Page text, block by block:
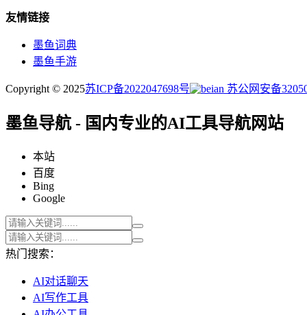
友情链接
墨鱼词典
墨鱼手游
Copyright © 2025苏ICP备2022047698号 苏公网安备
墨鱼导航 - 国内专业的AI工具导航网站
本站
百度
Bing
Google
热门搜索：
AI对话聊天
AI写作工具